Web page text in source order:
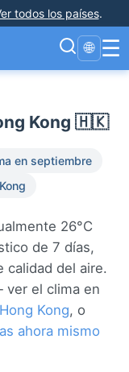
todos los países.
🌐 ☰
Kong 🇭🇰
en septiembre
26°C
de 7 días,
calidad del aire.
el clima en
Hong Kong, o
ahora mismo